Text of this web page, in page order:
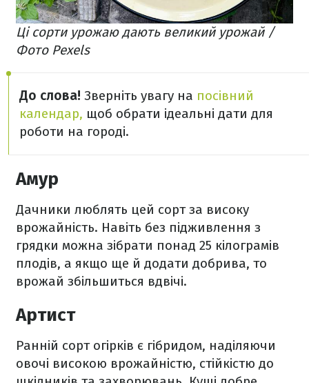
Ці сорти урожаю дають великий урожай /
Фото Pexels
До слова! Зверніть увагу на посівний
календар, щоб обрати ідеальні дати для
роботи на городі.
Амур
Дачники люблять цей сорт за високу
врожайність. Навіть без підживлення з
грядки можна зібрати понад 25 кілограмів
плодів, а якщо ще й додати добрива, то
врожай збільшиться вдвічі.
Артист
Ранній сорт огірків є гібридом, наділяючи
овочі високою врожайністю, стійкістю до